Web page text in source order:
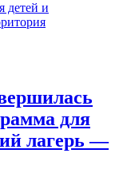
для
лагерь —